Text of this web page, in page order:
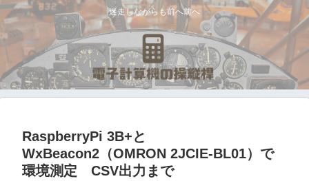
迷走しながらも前へ前へ
RaspberryPi 3B+と
WxBeacon2（OMRON 2JCIE-BL01）で
環境測定 CSV出力まで